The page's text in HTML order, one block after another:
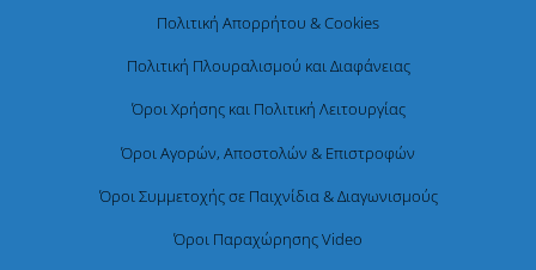
Πολιτική Απορρήτου & Cookies
Πολιτική Πλουραλισμού και Διαφάνειας
Όροι Χρήσης και Πολιτική Λειτουργίας
Όροι Αγορών, Αποστολών & Επιστροφών
Όροι Συμμετοχής σε Παιχνίδια & Διαγωνισμούς
Όροι Παραχώρησης Video